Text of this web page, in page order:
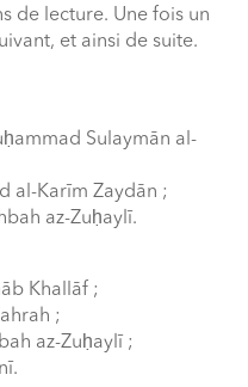
de lecture. Une fois un
et ainsi de suite.
ḥammad Sulaymān al-
al-Karīm Zaydān ;
az-Zuḥaylī.
Khallāf ;
;
az-Zuḥaylī ;